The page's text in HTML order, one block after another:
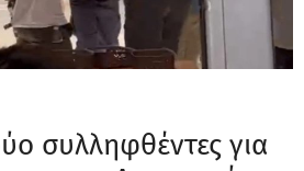
συλληφθέντες για